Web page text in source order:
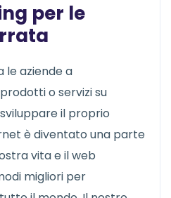
per le
le aziende a
o servizi su
il proprio
è diventato una parte
vita e il web
migliori per